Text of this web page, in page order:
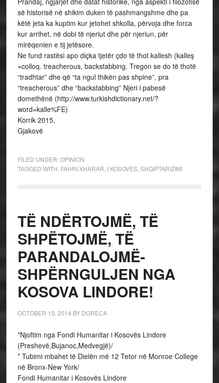
së historisë në shikim duken të pashmangshme dhe pa
këtë jeta ka kuptim kur jetohet shkolla, përvoja dhe forca
kur arrihet, në dobi të njeriut dhe për njeriun, për
mirëqenien e tij jetësore.
Ne fund rastësi apo diçka tjetër çdo të thot kallesh (kalleş
=colloq. treacherous, backstabbing. Tregon se do të thotë
“tradhtar” dhe që “ta ngul thikën pas shpine”, pra
“treacherous” dhe “backstabbing” Njeri i pabesë
domethënë (http://www.turkishdictionary.net/?
word=kalle%FE)
Korrik 2015,
Gjakovë
FILED UNDER:OPINION
TAGGED WITH: FAHRI XHARAR I KOSOVES, SHQIPTARIZIMI
TË NDËRTOJMË, TË
SHPËTOJMË, TË
PARANDALOJMË-
SHPËRNGULJEN NGA
KOSOVA LINDORE!
OCTOBER 10, 2014 BY DGRECA
*Njoftim nga Fondi Humanitar i Kosovës Lindore
(Preshevë,Bujanoc,Medvegjë)/
* Tubimi mbahet të Dielën më 12 Tetor në Monroe College
në Bronx-New York/
Fondi Humanitar i Kosovës Lindore